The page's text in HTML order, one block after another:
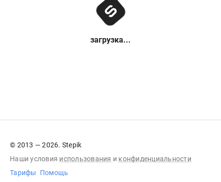
загрузка...
© 2013 — 2026. Stepik
Наши условия использования и конфиденциальности
Тарифы
Помощь